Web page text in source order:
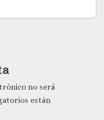
no será
están